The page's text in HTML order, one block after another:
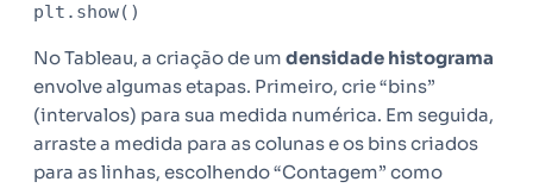
plt.show()
No Tableau, a criação de um densidade histograma
envolve algumas etapas. Primeiro, crie “bins”
(intervalos) para sua medida numérica. Em seguida,
arraste a medida para as colunas e os bins criados
para as linhas, escolhendo “Contagem” como